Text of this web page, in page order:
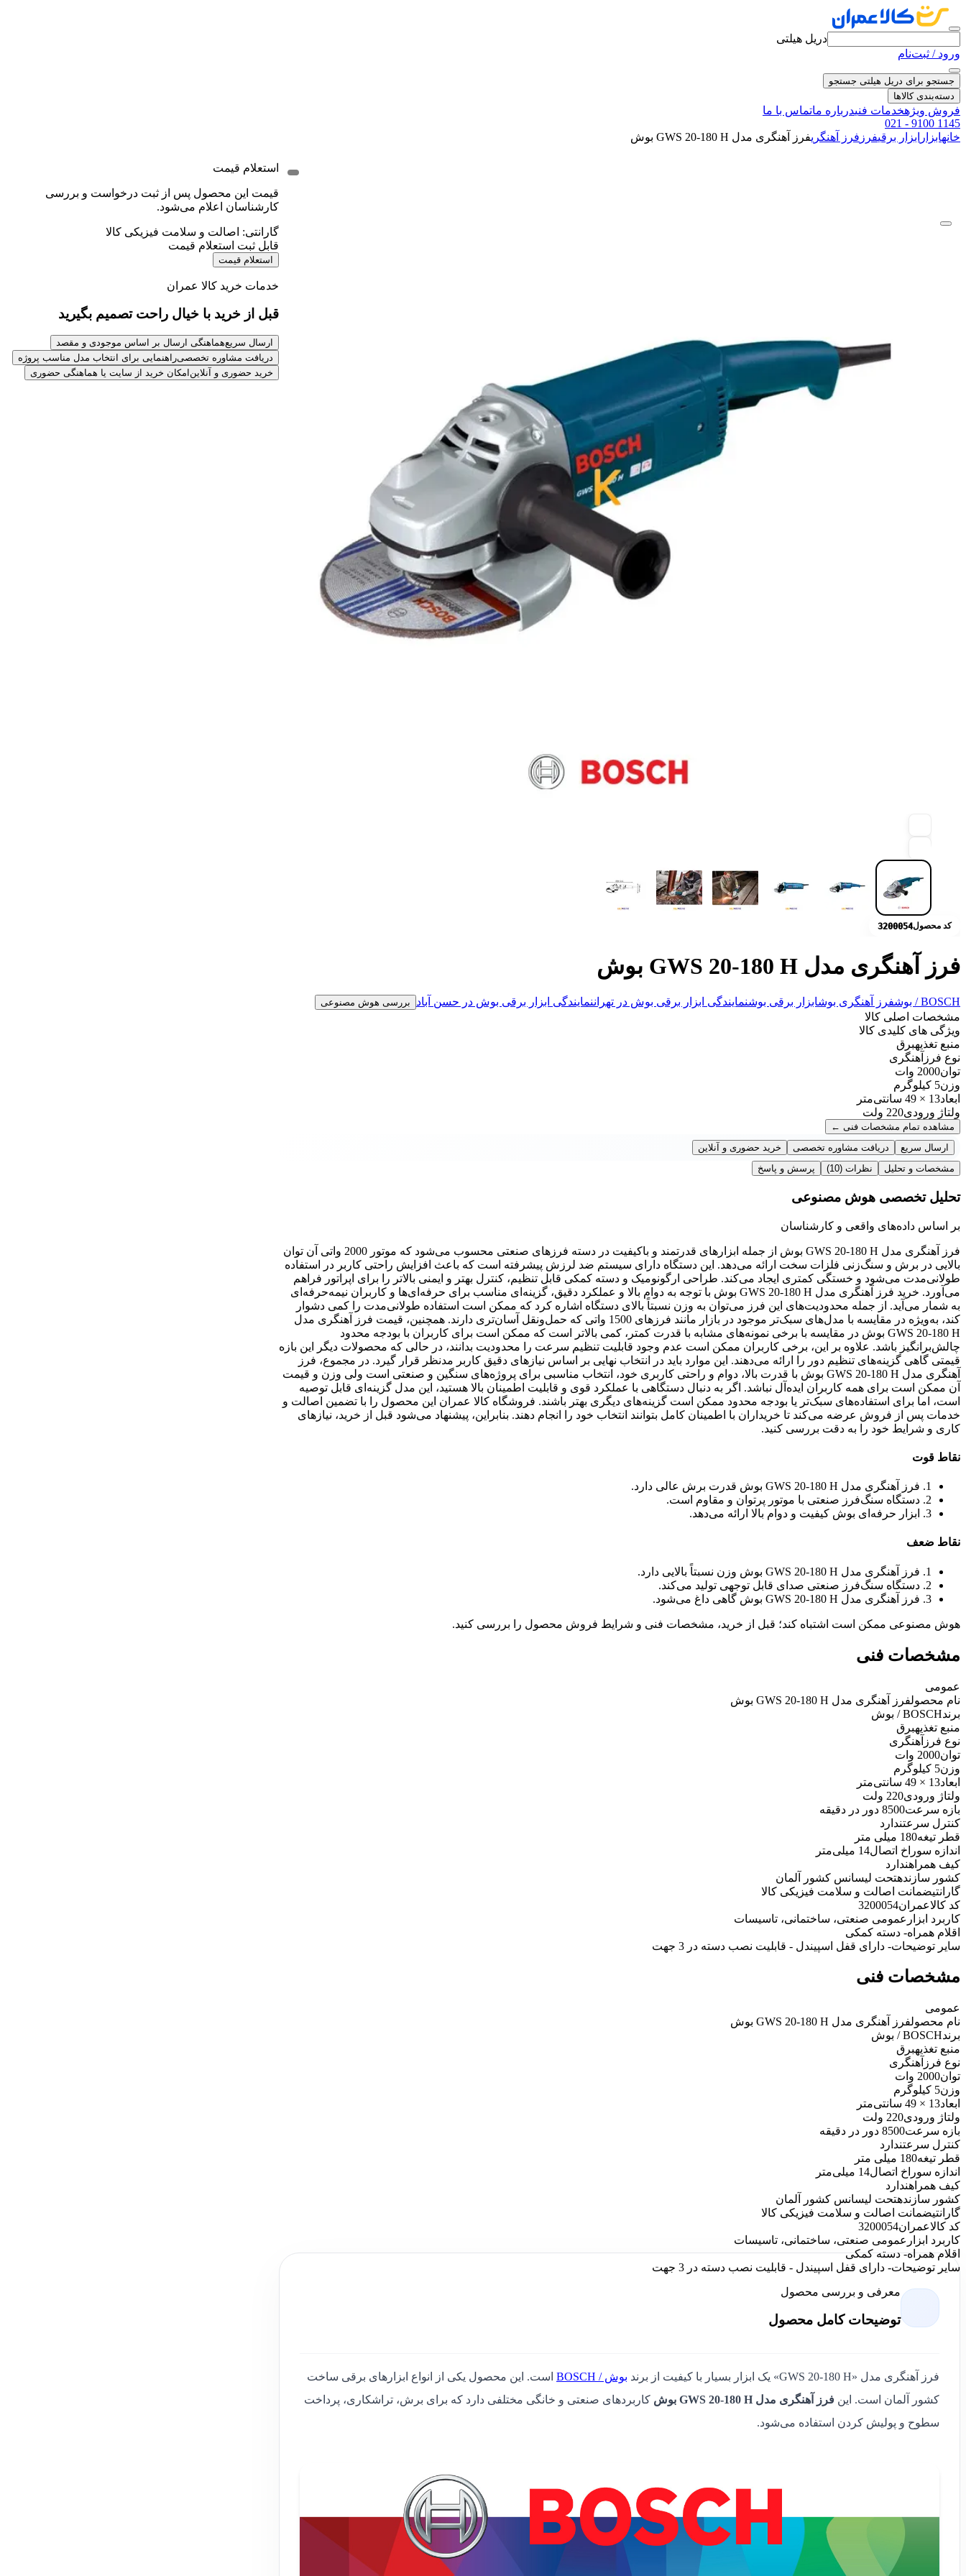
دریل هیلتی
ورود / ثبت‌نام
جستجو برای دریل هیلتی جستجو
دسته‌بندی کالاها
فروش ویژهخدمات فنیدرباره ماتماس با ما
021 - 9100 1145
خانهابزار ابزار برقیفرز فرز آهنگریفرز آهنگری مدل GWS 20-180 H بوش
کد محصول3200054
فرز آهنگری مدل GWS 20-180 H بوش
BOSCH / بوش فرز آهنگری بوشابزار برقی بوشنمایندگی ابزار برقی بوش در تهراننمایندگی ابزار برقی بوش در حسن آباد بررسی هوش مصنوعی
مشخصات اصلی کالا
ویژگی های کلیدی کالا
منبع تغذیهبرق
نوع فرز آهنگری
توان2000 وات
وزن5 کیلوگرم
ابعاد13 × 49 سانتی‌متر
ولتاژ ورودی220 ولت
مشاهده تمام مشخصات فنی ←
ارسال سریع
دریافت مشاوره تخصصی
خرید حضوری و آنلاین
مشخصات و تحلیل
نظرات (10) پرسش و پاسخ
تحلیل تخصصی هوش مصنوعی
بر اساس داده‌های واقعی و کارشناسان
فرز آهنگری مدل GWS 20-180 H بوش از جمله ابزارهای قدرتمند و باکیفیت در دسته فرزهای صنعتی محسوب می‌شود که موتور 2000 واتی آن توان
بالایی در برش و سنگ‌زنی فلزات سخت ارائه می‌دهد. این دستگاه دارای سیستم ضد لرزش پیشرفته است که باعث افزایش راحتی کاربر در استفاده
طولانی‌مدت می‌شود و خستگی کمتری ایجاد می‌کند. طراحی ارگونومیک و دسته کمکی قابل تنظیم، کنترل بهتر و ایمنی بالاتر را برای اپراتور فراهم
می‌آورد. خرید فرز آهنگری مدل GWS 20-180 H بوش با توجه به دوام بالا و عملکرد دقیق، گزینه‌ای مناسب برای حرفه‌ای‌ها و کاربران نیمه‌حرفه‌ای
به شمار می‌آید. از جمله محدودیت‌های این فرز می‌توان به وزن نسبتاً بالای دستگاه اشاره کرد که ممکن است استفاده طولانی‌مدت را کمی دشوار
کند، به‌ویژه در مقایسه با مدل‌های سبک‌تر موجود در بازار مانند فرزهای 1500 واتی که حمل‌ونقل آسان‌تری دارند. همچنین، قیمت فرز آهنگری مدل
GWS 20-180 H بوش در مقایسه با برخی نمونه‌های مشابه با قدرت کمتر، کمی بالاتر است که ممکن است برای کاربران با بودجه محدود
چالش‌برانگیز باشد. علاوه بر این، برخی کاربران ممکن است عدم وجود قابلیت تنظیم سرعت را محدودیت بدانند، در حالی که محصولات دیگر این بازه
قیمتی گاهی گزینه‌های تنظیم دور را ارائه می‌دهند. این موارد باید در انتخاب نهایی بر اساس نیازهای دقیق کاربر مدنظر قرار گیرد. در مجموع، فرز
آهنگری مدل GWS 20-180 H بوش با قدرت بالا، دوام و راحتی کاربری خود، انتخاب مناسبی برای پروژه‌های سنگین و صنعتی است ولی وزن و قیمت
آن ممکن است برای همه کاربران ایده‌آل نباشد. اگر به دنبال دستگاهی با عملکرد قوی و قابلیت اطمینان بالا هستید، این مدل گزینه‌ای قابل توصیه
است، اما برای استفاده‌های سبک‌تر یا بودجه محدود ممکن است گزینه‌های دیگری بهتر باشند. فروشگاه کالا عمران این محصول را با تضمین اصالت و
خدمات پس از فروش عرضه می‌کند تا خریداران با اطمینان کامل بتوانند انتخاب خود را انجام دهند. بنابراین، پیشنهاد می‌شود قبل از خرید، نیازهای
کاری و شرایط خود را به دقت بررسی کنید.
نقاط قوت
1. فرز آهنگری مدل GWS 20-180 H بوش قدرت برش عالی دارد.
2. دستگاه سنگ‌فرز صنعتی با موتور پرتوان و مقاوم است.
3. ابزار حرفه‌ای بوش کیفیت و دوام بالا ارائه می‌دهد.
نقاط ضعف
1. فرز آهنگری مدل GWS 20-180 H بوش وزن نسبتاً بالایی دارد.
2. دستگاه سنگ‌فرز صنعتی صدای قابل توجهی تولید می‌کند.
3. فرز آهنگری مدل GWS 20-180 H بوش گاهی داغ می‌شود.
هوش مصنوعی ممکن است اشتباه کند؛ قبل از خرید، مشخصات فنی و شرایط فروش محصول را بررسی کنید.
مشخصات فنی
عمومی
نام محصولفرز آهنگری مدل GWS 20-180 H بوش
برندBOSCH / بوش
منبع تغذیهبرق
نوع فرز آهنگری
توان2000 وات
وزن5 کیلوگرم
ابعاد13 × 49 سانتی‌متر
ولتاژ ورودی220 ولت
بازه سرعت8500 دور در دقیقه
کنترل سرعتندارد
قطر تیغه180 میلی متر
اندازه سوراخ اتصال14 میلی‌متر
کیف همراهندارد
کشور سازندهتحت لیسانس کشور آلمان
گارانتیضمانت اصالت و سلامت فیزیکی کالا
کد کالاعمران3200054
کاربرد ابزار عمومی صنعتی، ساختمانی، تاسیسات
اقلام همراه- دسته کمکی
سایر توضیحات- دارای قفل اسپیندل - قابلیت نصب دسته در 3 جهت
مشخصات فنی
عمومی
نام محصولفرز آهنگری مدل GWS 20-180 H بوش
برندBOSCH / بوش
منبع تغذیهبرق
نوع فرز آهنگری
توان2000 وات
وزن5 کیلوگرم
ابعاد13 × 49 سانتی‌متر
ولتاژ ورودی220 ولت
بازه سرعت8500 دور در دقیقه
کنترل سرعتندارد
قطر تیغه180 میلی متر
اندازه سوراخ اتصال14 میلی‌متر
کیف همراهندارد
کشور سازندهتحت لیسانس کشور آلمان
گارانتیضمانت اصالت و سلامت فیزیکی کالا
کد کالاعمران3200054
کاربرد ابزار عمومی صنعتی، ساختمانی، تاسیسات
اقلام همراه- دسته کمکی
سایر توضیحات- دارای قفل اسپیندل - قابلیت نصب دسته در 3 جهت
معرفی و بررسی محصول
توضیحات کامل محصول
فرز آهنگری مدل «GWS 20-180 H» یک ابزار بسیار با کیفیت از برند بوش / BOSCH
است. این محصول یکی از انواع ابزارهای برقی ساخت
کشور آلمان است. این فرز آهنگری مدل GWS 20-180 H بوش
کاربردهای صنعتی و خانگی مختلفی دارد که برای برش، تراشکاری، پرداخت
سطوح و پولیش کردن استفاده می‌شود.
استعلام قیمت
قیمت این محصول پس از ثبت درخواست و بررسی
کارشناسان اعلام می‌شود.
گارانتی: اصالت و سلامت فیزیکی کالا
قابل ثبت استعلام قیمت
استعلام قیمت
خدمات خرید کالا عمران
قبل از خرید با خیال راحت تصمیم بگیرید
ارسال سریعهماهنگی ارسال بر اساس موجودی و مقصد
دریافت مشاوره تخصصیراهنمایی برای انتخاب مدل مناسب پروژه
خرید حضوری و آنلاین امکان خرید از سایت یا هماهنگی حضوری